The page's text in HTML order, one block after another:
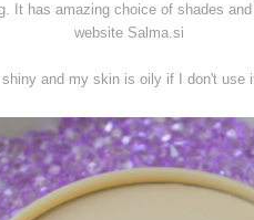
It has amazing choice of shades
website Salma.si
and my skin is oily if I don't